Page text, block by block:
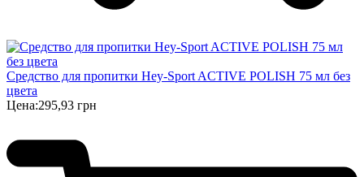
Средство для пропитки Hey-Sport ACTIVE POLISH 75 мл без
цвета
Цена:295,93 грн